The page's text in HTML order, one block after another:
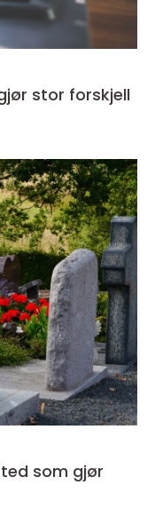
som gjør